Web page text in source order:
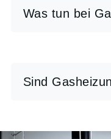
Was tun bei
Sind